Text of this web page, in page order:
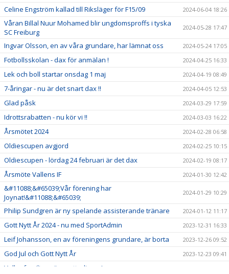
Celine Engström kallad till Riksläger för F15/09 2024-06-04 18:26
Våran Billal Nuur Mohamed blir ungdomsproffs i tyska
SC Freiburg
2024-05-28 17:47
Ingvar Olsson, en av våra grundare, har lämnat oss 2024-05-24 17:05
Fotbollsskolan - dax för anmälan ! 2024-04-25 16:33
Lek och boll startar onsdag 1 maj 2024-04-19 08:49
7-åringar - nu är det snart dax !! 2024-04-05 12:53
Glad påsk 2024-03-29 17:59
Idrottsrabatten - nu kör vi !! 2024-03-03 16:22
Årsmötet 2024 2024-02-28 06:58
Oldiescupen avgjord 2024-02-25 10:15
Oldiescupen - lördag 24 februari är det dax 2024-02-19 08:17
Årsmöte Vallens IF 2024-01-30 12:42
&#11088;&#65039;Vår förening har
Joynat!&#11088;&#65039;
2024-01-29 10:29
Philip Sundgren är ny spelande assisterande tränare 2024-01-12 11:17
Gott Nytt År 2024 - nu med SportAdmin 2023-12-31 16:33
Leif Johansson, en av föreningens grundare, är borta 2023-12-26 09:52
God Jul och Gott Nytt År 2023-12-23 09:41
Vallenfamiljen växer ytterligare!